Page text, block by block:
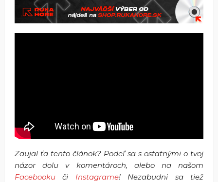
Zaujal ťa tento článok? Podeľ sa s ostatnými o tvoj
názor dolu v komentároch, alebo na našom
Facebooku či Instagrame! Nezabudni sa tiež